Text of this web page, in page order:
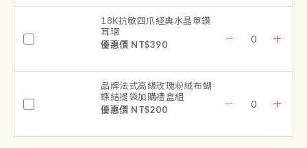
18K抗敏四爪經典水晶單鑽
耳環
優惠價 NT$390
品牌法式高級玫瑰粉絨布蝴
蝶結提袋加購禮盒組
優惠價 NT$200